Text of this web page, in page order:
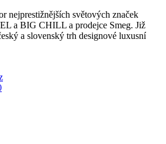
nejprestižnějších světových značek
a BIG CHILL a prodejce Smeg. Již
a slovenský trh designové luxusní